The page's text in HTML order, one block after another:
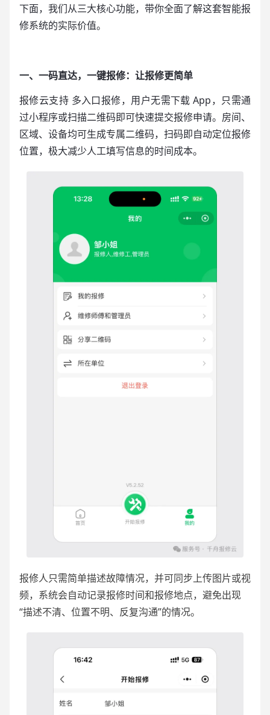
下面，我们从三大核心功能，带你全面了解这套智能报
修系统的实际价值。
一、一码直达，一键报修：让报修更简单
报修云支持 多入口报修，用户无需下载 App，只需通
过小程序或扫描二维码即可快速提交报修申请。房间、
区域、设备均可生成专属二维码，扫码即自动定位报修
位置，极大减少人工填写信息的时间成本。
报修人只需简单描述故障情况，并可同步上传图片或视
频，系统会自动记录报修时间和报修地点，避免出现
“描述不清、位置不明、反复沟通”的情况。